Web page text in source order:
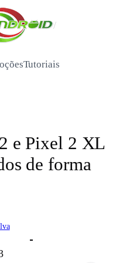
/
Tutoriais
e Pixel 2 XL
de forma